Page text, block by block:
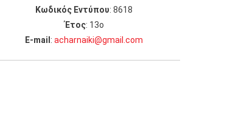
Κωδικός Εντύπου: 8618
Έτος: 13ο
Ε-mail :acharnaiki@gmail.com